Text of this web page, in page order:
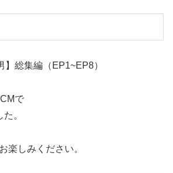
】総集編（EP1~EP8）
で
。
楽しみください。